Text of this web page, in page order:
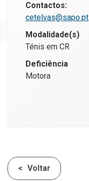
Contactos:
cetelvas@sapo.pt
Modalidade(s)
Ténis em CR
Deficiência
Motora
Voltar